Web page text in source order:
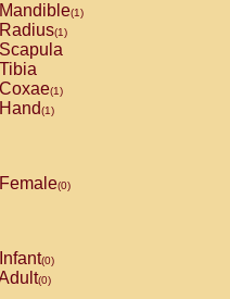
Mandible(1)
Radius(1)
Scapula
Tibia
Coxae(1)
Hand(1)
Female(0)
Infant(0)
(0)